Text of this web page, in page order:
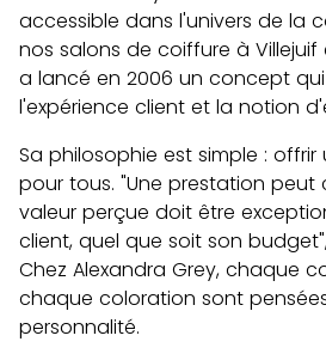
accessible dans l'univers de la
nos salons de coiffure à Villejuif
a lancé en 2006 un concept
l'expérience client et la notion
Sa philosophie est simple : offrir
pour tous. "Une prestation peut
valeur perçue doit être
client, quel que soit son
Chez Alexandra Grey, chaque
chaque coloration sont
personnalité.